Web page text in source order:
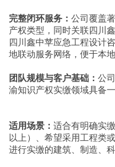
完整闭环服务： 公司覆盖
产权类型，同时关联四川
四川鑫中苹应急工程设计
地联动服务网络，便于本
团队规模与客户基础： 公
渝知识产权实缴领域具备
适用场景： 适合有明确实
以上）、希望采用工程类
进行实缴的建筑、制造、科